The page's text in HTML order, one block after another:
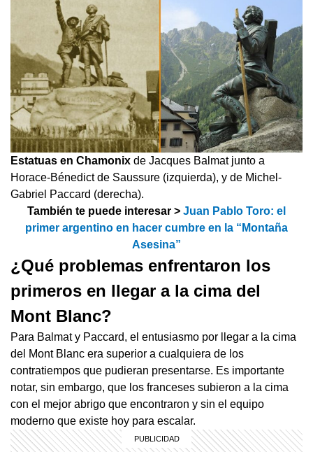
Estatuas en Chamonix de Jacques Balmat junto a
Horace-Bénedict de Saussure (izquierda), y de Michel-
Gabriel Paccard (derecha).
También te puede interesar > Juan Pablo Toro: el
primer argentino en hacer cumbre en la “Montaña
Asesina”
¿Qué problemas enfrentaron los
primeros en llegar a la cima del
Mont Blanc?
Para Balmat y Paccard, el entusiasmo por llegar a la cima
del Mont Blanc era superior a cualquiera de los
contratiempos que pudieran presentarse. Es importante
notar, sin embargo, que los franceses subieron a la cima
con el mejor abrigo que encontraron y sin el equipo
moderno que existe hoy para escalar.